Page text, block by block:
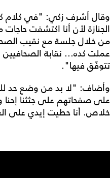
وقال أشرف زكي: "في كلام
الجنازة لأن أنا اكتشفت
من خلال جلسة مع نقيب
عملت كده... نقابة
تتوفّق فيها".
وأضاف: "لا بد من وضع حد
على صفحاتهم على جثثنا
خلاص. أنا حطيت إيدي على